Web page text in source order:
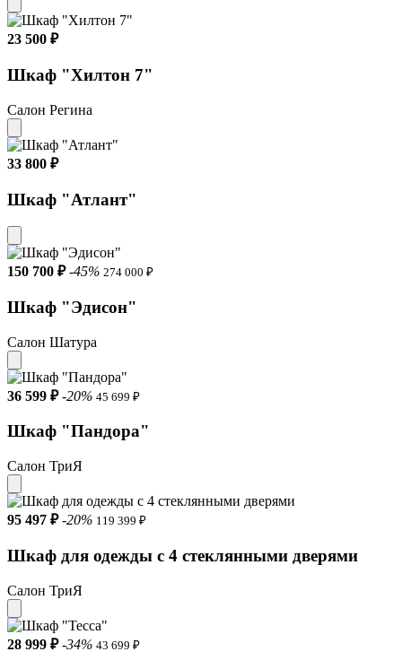
23 500 ₽
Шкаф "Хилтон 7"
Салон Регина
33 800 ₽
Шкаф "Атлант"
150 700 ₽ -45% 274 000 ₽
Шкаф "Эдисон"
Салон Шатура
36 599 ₽ -20% 45 699 ₽
Шкаф "Пандора"
Салон ТриЯ
95 497 ₽ -20% 119 399 ₽
Шкаф для одежды с 4 стеклянными дверями
Салон ТриЯ
28 999 ₽ -34% 43 699 ₽